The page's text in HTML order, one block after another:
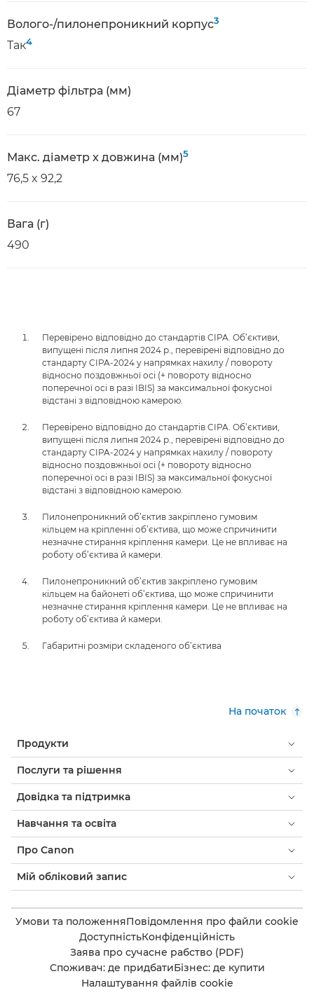
Волого-/пилонепроникний корпус3
Так4
Діаметр фільтра (мм)
67
Макс. діаметр x довжина (мм)5
76,5 x 92,2
Вага (г)
490
Перевірено відповідно до стандартів CIPA. Об’єктиви,
випущені після липня 2024 р., перевірені відповідно до
стандарту CIPA-2024 у напрямках нахилу / повороту
відносно поздовжньої осі (+ повороту відносно
поперечної осі в разі IBIS) за максимальної фокусної
відстані з відповідною камерою.
Перевірено відповідно до стандартів CIPA. Об’єктиви,
випущені після липня 2024 р., перевірені відповідно до
стандарту CIPA-2024 у напрямках нахилу / повороту
відносно поздовжньої осі (+ повороту відносно
поперечної осі в разі IBIS) за максимальної фокусної
відстані з відповідною камерою.
Пилонепроникний об’єктив закріплено гумовим
кільцем на кріпленні об’єктива, що може спричинити
незначне стирання кріплення камери. Це не впливає на
роботу об’єктива й камери.
Пилонепроникний об’єктив закріплено гумовим
кільцем на байонеті об’єктива, що може спричинити
незначне стирання кріплення камери. Це не впливає на
роботу об’єктива й камери.
Габаритні розміри складеного об’єктива
На початок
Продукти
Послуги та рішення
Довідка та підтримка
Навчання та освіта
Про Canon
Мій обліковий запис
Умови та положенняПовідомлення про файли cookie
ДоступністьКонфіденційність
Заява про сучасне рабство (PDF)
Споживач: де придбатиБізнес: де купити
Налаштування файлів cookie